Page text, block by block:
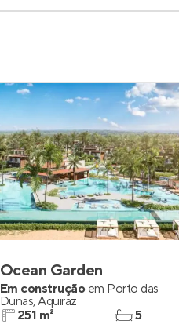
Ocean Garden
Em construção em Porto das
Dunas,Aquiraz
251 m²
5